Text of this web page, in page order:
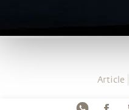
Article